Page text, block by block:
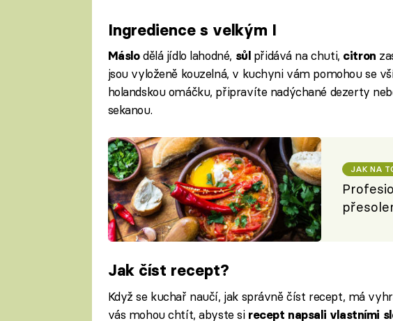
Ingredience s velkým I
Máslodělá jídlo lahodné, sůlpřidává na chuti, citron
jsou vyloženě kouzelná, v kuchyni vám pomohou se
holandskou omáčku, připravíte nadýchané dezerty
sekanou.
JAK NA
Jak číst recept?
Když se kuchař naučí, jak správně číst recept, má
vás mohou chtít, abyste si recept napsali vlastními